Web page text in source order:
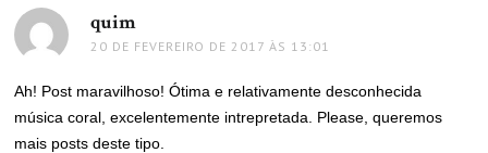
quim
20 DE FEVEREIRO DE 2017 ÀS 13:01
Ah! Post maravilhoso! Ótima e relativamente desconhecida
música coral, excelentemente intrepretada. Please, queremos
mais posts deste tipo.